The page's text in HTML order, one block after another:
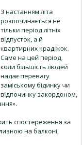
З настанням літа
розпочинається не
тільки період літніх
відпусток, а й
квартирних крадіжок.
Саме на цей період,
коли більшість людей
надає перевагу
заміському бідинку чи
відпочинку закордоном,
спостереження за
на балконі,